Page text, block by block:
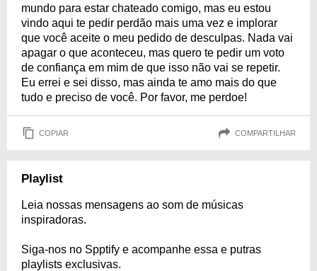
mundo para estar chateado comigo, mas eu estou
vindo aqui te pedir perdão mais uma vez e implorar
que você aceite o meu pedido de desculpas. Nada vai
apagar o que aconteceu, mas quero te pedir um voto
de confiança em mim de que isso não vai se repetir.
Eu errei e sei disso, mas ainda te amo mais do que
tudo e preciso de você. Por favor, me perdoe!
COPIAR COMPARTILHAR
Playlist
Leia nossas mensagens ao som de músicas
inspiradoras.
Siga-nos no Spptify e acompanhe essa e putras
playlists exclusivas.